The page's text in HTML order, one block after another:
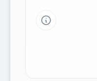
Tipp a